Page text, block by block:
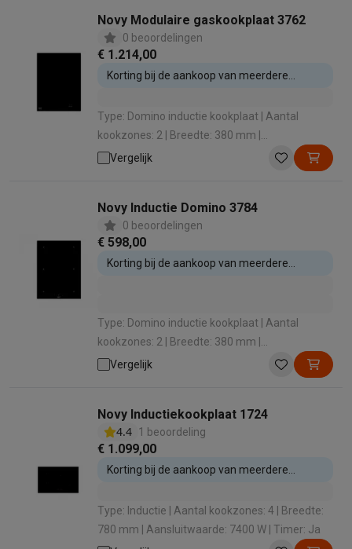
Novy Modulaire gaskookplaat 3762
0 beoordelingen
€ 1.214,00
Korting bij de aankoop van meerdere
Type: Domino inductie kookplaat | Aantal
kookzones: 2 | Breedte: 380 mm |
Aansluitwaarde: 3700 W | Boosterfunctie: Ja
Vergelijk
Novy Inductie Domino 3784
0 beoordelingen
€ 598,00
Korting bij de aankoop van meerdere
Type: Domino inductie kookplaat | Aantal
kookzones: 2 | Breedte: 380 mm |
Aansluitwaarde: 3700 W | Boosterfunctie: Ja
Vergelijk
Novy Inductiekookplaat 1724
4.4 1 beoordeling
€ 1.099,00
Korting bij de aankoop van meerdere
Type: Inductie | Aantal kookzones: 4 | Breedte:
780 mm | Aansluitwaarde: 7400 W | Timer: Ja